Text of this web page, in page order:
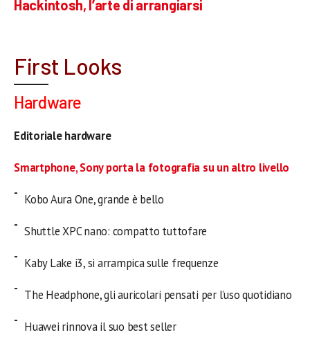
Hackintosh, l’arte di arrangiarsi
First Looks
Hardware
Editoriale hardware
Smartphone, Sony porta la fotografia su un altro livello
Kobo Aura One, grande è bello
Shuttle XPC nano: compatto tuttofare
Kaby Lake i3, si arrampica sulle frequenze
The Headphone, gli auricolari pensati per l’uso quotidiano
Huawei rinnova il suo best seller